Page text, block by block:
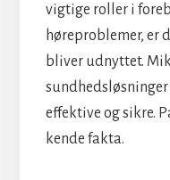
vigtige roller i
høreproblemer, er
bliver udnyttet.
effektive og sikre.
kende fakta.